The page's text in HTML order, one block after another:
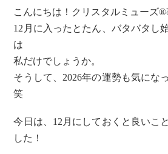
こんにちは！クリスタルミューズ®
12月に入ったとたん、バタバタし
は
私だけでしょうか。
そうして、2026年の運勢も気にな
笑
今日は、12月にしておくと良いこ
した！